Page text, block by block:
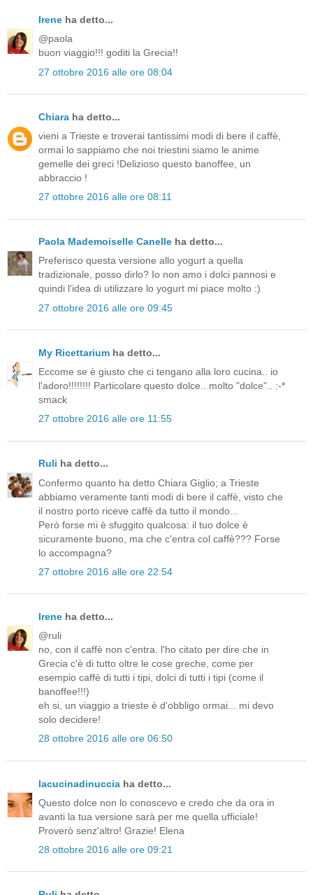
Irene ha detto...
@paola
buon viaggio!!! goditi la Grecia!!
27 ottobre 2016 alle ore 08:04
Chiara ha detto...
vieni a Trieste e troverai tantissimi modi di bere il caffè,
ormai lo sappiamo che noi triestini siamo le anime
gemelle dei greci !Delizioso questo banoffee, un
abbraccio !
27 ottobre 2016 alle ore 08:11
Paola Mademoiselle Canelle ha detto...
Preferisco questa versione allo yogurt a quella
tradizionale, posso dirlo? Io non amo i dolci pannosi e
quindi l'idea di utilizzare lo yogurt mi piace molto :)
27 ottobre 2016 alle ore 09:45
My Ricettarium ha detto...
Eccome se è giusto che ci tengano alla loro cucina.. io
l'adoro!!!!!!!! Particolare questo dolce.. molto "dolce".. :-*
smack
27 ottobre 2016 alle ore 11:55
Ruli ha detto...
Confermo quanto ha detto Chiara Giglio; a Trieste
abbiamo veramente tanti modi di bere il caffè, visto che
il nostro porto riceve caffè da tutto il mondo...
Però forse mi è sfuggito qualcosa: il tuo dolce è
sicuramente buono, ma che c'entra col caffè??? Forse
lo accompagna?
27 ottobre 2016 alle ore 22:54
Irene ha detto...
@ruli
no, con il caffè non c'entra. l'ho citato per dire che in
Grecia c'è di tutto oltre le cose greche, come per
esempio caffè di tutti i tipi, dolci di tutti i tipi (come il
banoffee!!!)
eh si, un viaggio a trieste è d'obbligo ormai... mi devo
solo decidere!
28 ottobre 2016 alle ore 06:50
lacucinadinuccia ha detto...
Questo dolce non lo conoscevo e credo che da ora in
avanti la tua versione sarà per me quella ufficiale!
Proverò senz'altro! Grazie! Elena
28 ottobre 2016 alle ore 09:21